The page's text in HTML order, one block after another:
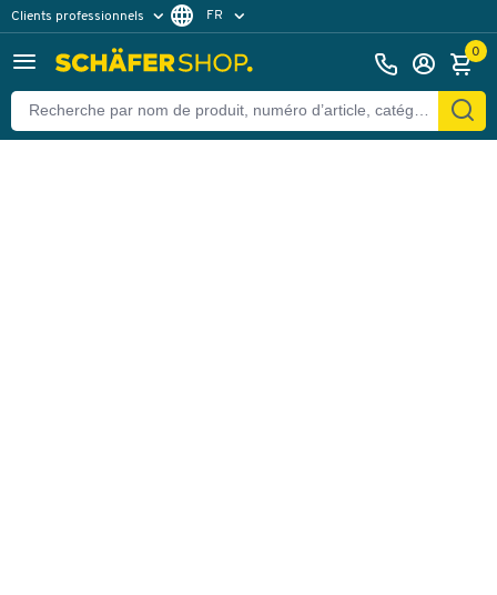
Clients professionnels
Clients particuliers
FR
0
Retour